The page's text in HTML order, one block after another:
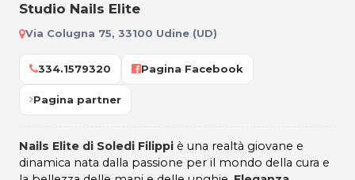
Studio Nails Elite
Via Colugna 75, 33100 Udine (UD)
334.1579320 Pagina Facebook
Pagina partner
Nails Elite di Soledi Filippi è una realtà giovane e
dinamica nata dalla passione per il mondo della cura e